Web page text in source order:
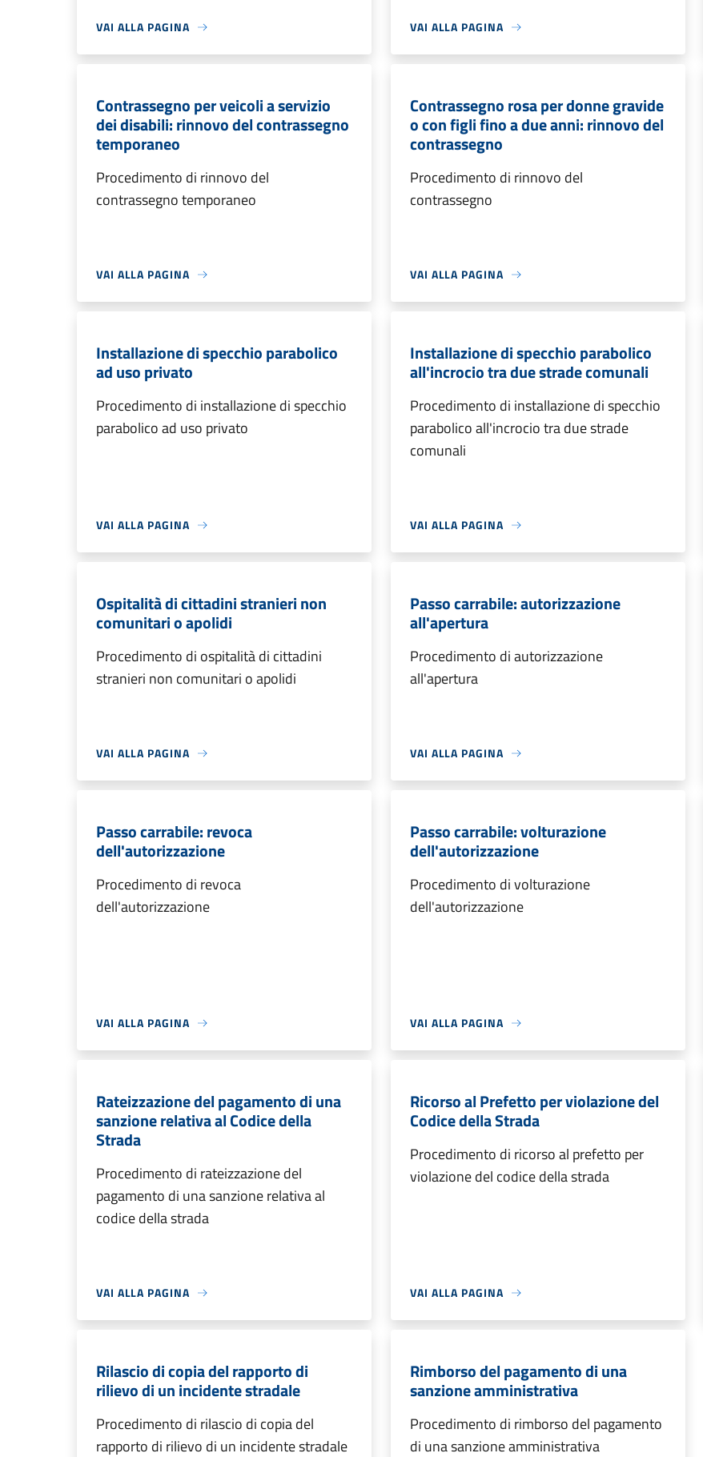
VAI ALLA PAGINA VAI ALLA PAGINA
Contrassegno per veicoli a servizio
dei disabili: rinnovo del contrassegno
temporaneo
Procedimento di rinnovo del
contrassegno temporaneo
VAI ALLA PAGINA
Contrassegno rosa per donne gravide
o con figli fino a due anni: rinnovo del
contrassegno
Procedimento di rinnovo del
contrassegno
VAI ALLA PAGINA
Installazione di specchio parabolico
ad uso privato
Procedimento di installazione di specchio
parabolico ad uso privato
VAI ALLA PAGINA
Installazione di specchio parabolico
all'incrocio tra due strade comunali
Procedimento di installazione di specchio
parabolico all'incrocio tra due strade
comunali
VAI ALLA PAGINA
Ospitalità di cittadini stranieri non
comunitari o apolidi
Procedimento di ospitalità di cittadini
stranieri non comunitari o apolidi
VAI ALLA PAGINA
Passo carrabile: autorizzazione
all'apertura
Procedimento di autorizzazione
all'apertura
VAI ALLA PAGINA
Passo carrabile: revoca
dell'autorizzazione
Procedimento di revoca
dell'autorizzazione
VAI ALLA PAGINA
Passo carrabile: volturazione
dell'autorizzazione
Procedimento di volturazione
dell'autorizzazione
VAI ALLA PAGINA
Rateizzazione del pagamento di una
sanzione relativa al Codice della
Strada
Procedimento di rateizzazione del
pagamento di una sanzione relativa al
codice della strada
VAI ALLA PAGINA
Ricorso al Prefetto per violazione del
Codice della Strada
Procedimento di ricorso al prefetto per
violazione del codice della strada
VAI ALLA PAGINA
Rilascio di copia del rapporto di
rilievo di un incidente stradale
Procedimento di rilascio di copia del
rapporto di rilievo di un incidente stradale
Rimborso del pagamento di una
sanzione amministrativa
Procedimento di rimborso del pagamento
di una sanzione amministrativa